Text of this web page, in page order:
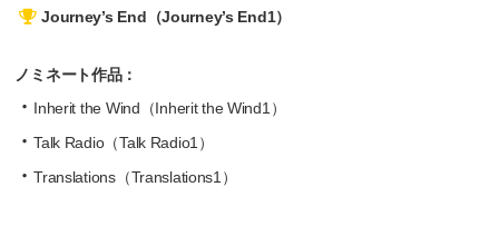
Journey’s End（Journey’s End1）
ノミネート作品：
Inherit the Wind（Inherit the Wind1）
Talk Radio（Talk Radio1）
Translations（Translations1）